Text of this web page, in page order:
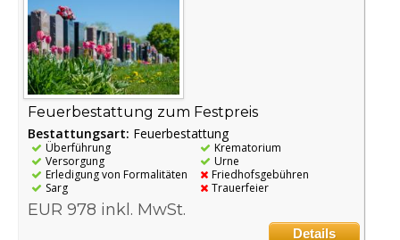
Feuerbestattung zum Festpreis
Bestattungsart: Feuerbestattung
Überführung
Versorgung
Erledigung von Formalitäten
Sarg
Krematorium
Urne
Friedhofsgebühren
Trauerfeier
EUR 978 inkl. MwSt.
Details